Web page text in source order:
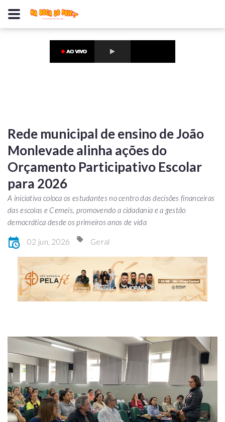
Rede municipal de ensino de João
Monlevade alinha ações do
Orçamento Participativo Escolar
para 2026
A iniciativa coloca os estudantes no centro das decisões financeiras
das escolas e Cemeis, promovendo a cidadania e a gestão
democrática desde os primeiros anos de vida
02 jun, 2026 Geral